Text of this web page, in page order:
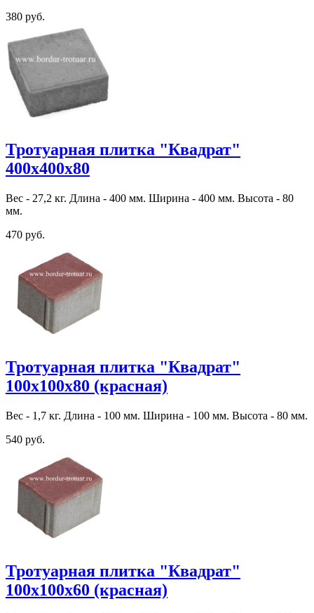
380 руб.
Тротуарная плитка "Квадрат"
400х400х80
Вес - 27,2 кг. Длина - 400 мм. Ширина - 400 мм. Высота - 80
мм.
470 руб.
Тротуарная плитка "Квадрат"
100х100х80 (красная)
Вес - 1,7 кг. Длина - 100 мм. Ширина - 100 мм. Высота - 80 мм.
540 руб.
Тротуарная плитка "Квадрат"
100х100х60 (красная)